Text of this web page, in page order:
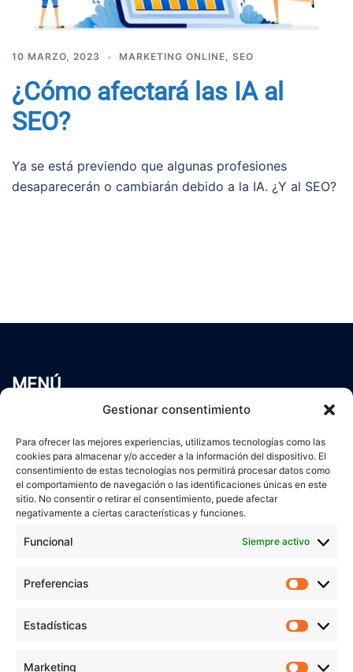
Gestionar consentimiento
Para ofrecer las mejores experiencias, utilizamos tecnologías como las
cookies para almacenar y/o acceder a la información del dispositivo. El
consentimiento de estas tecnologías nos permitirá procesar datos como
el comportamiento de navegación o las identificaciones únicas en este
sitio. No consentir o retirar el consentimiento, puede afectar
negativamente a ciertas características y funciones.
Funcional Siempre activo
Preferencias
Estadísticas
Marketing
10 MARZO, 2023 MARKETING ONLINE, SEO
¿Cómo afectará las IA al
SEO?
Ya se está previendo que algunas profesiones
desaparecerán o cambiarán debido a la IA. ¿Y al SEO?
MENÚ
Servicios
Blog
Contacto
Aviso Legal
Política de cookies
veronicaruiz.es
está bajo
NoComercial 4.0 Internacional